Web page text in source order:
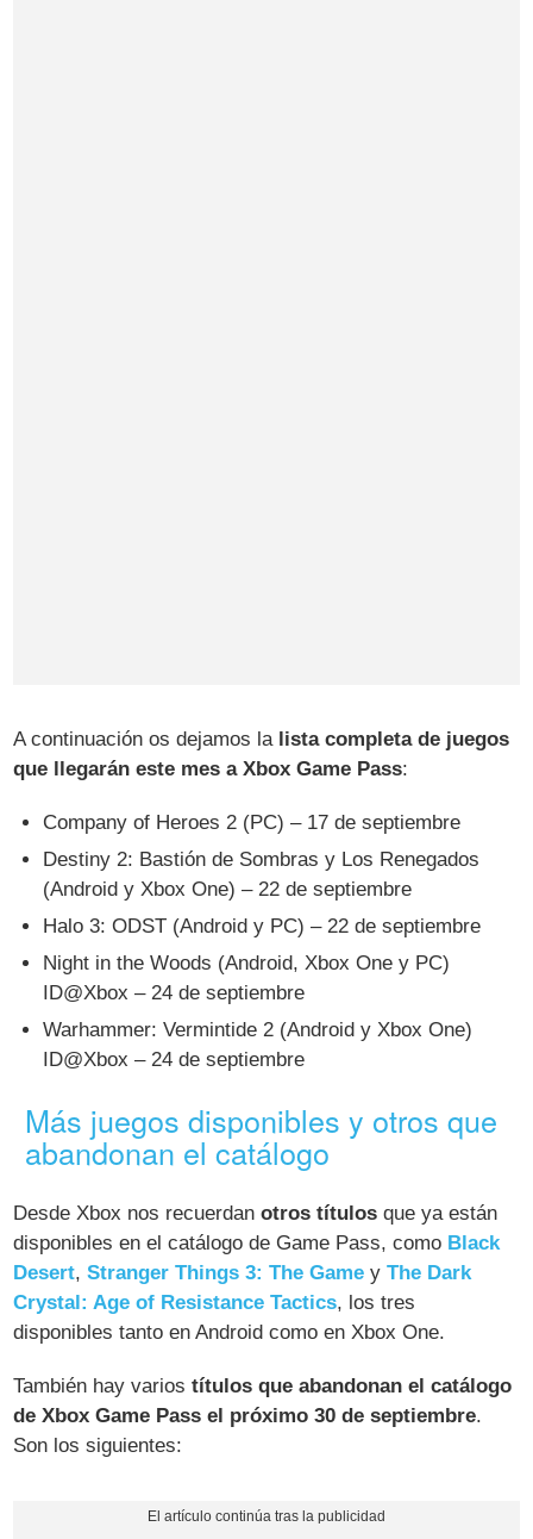
A continuación os dejamos la lista completa de juegos
que llegarán este mes a Xbox Game Pass:
Company of Heroes 2 (PC) – 17 de septiembre
Destiny 2: Bastión de Sombras y Los Renegados
(Android y Xbox One) – 22 de septiembre
Halo 3: ODST (Android y PC) – 22 de septiembre
Night in the Woods (Android, Xbox One y PC)
ID@Xbox – 24 de septiembre
Warhammer: Vermintide 2 (Android y Xbox One)
ID@Xbox – 24 de septiembre
Más juegos disponibles y otros que
abandonan el catálogo
Desde Xbox nos recuerdanotros títulos que ya están
disponibles en el catálogo de Game Pass, como Black
Desert, Stranger Things 3: The Game yThe Dark
Crystal: Age of Resistance Tactics, los tres
disponibles tanto en Android como en Xbox One.
También hay variostítulos que abandonan el catálogo
de Xbox Game Pass el próximo 30 de septiembre.
Son los siguientes: